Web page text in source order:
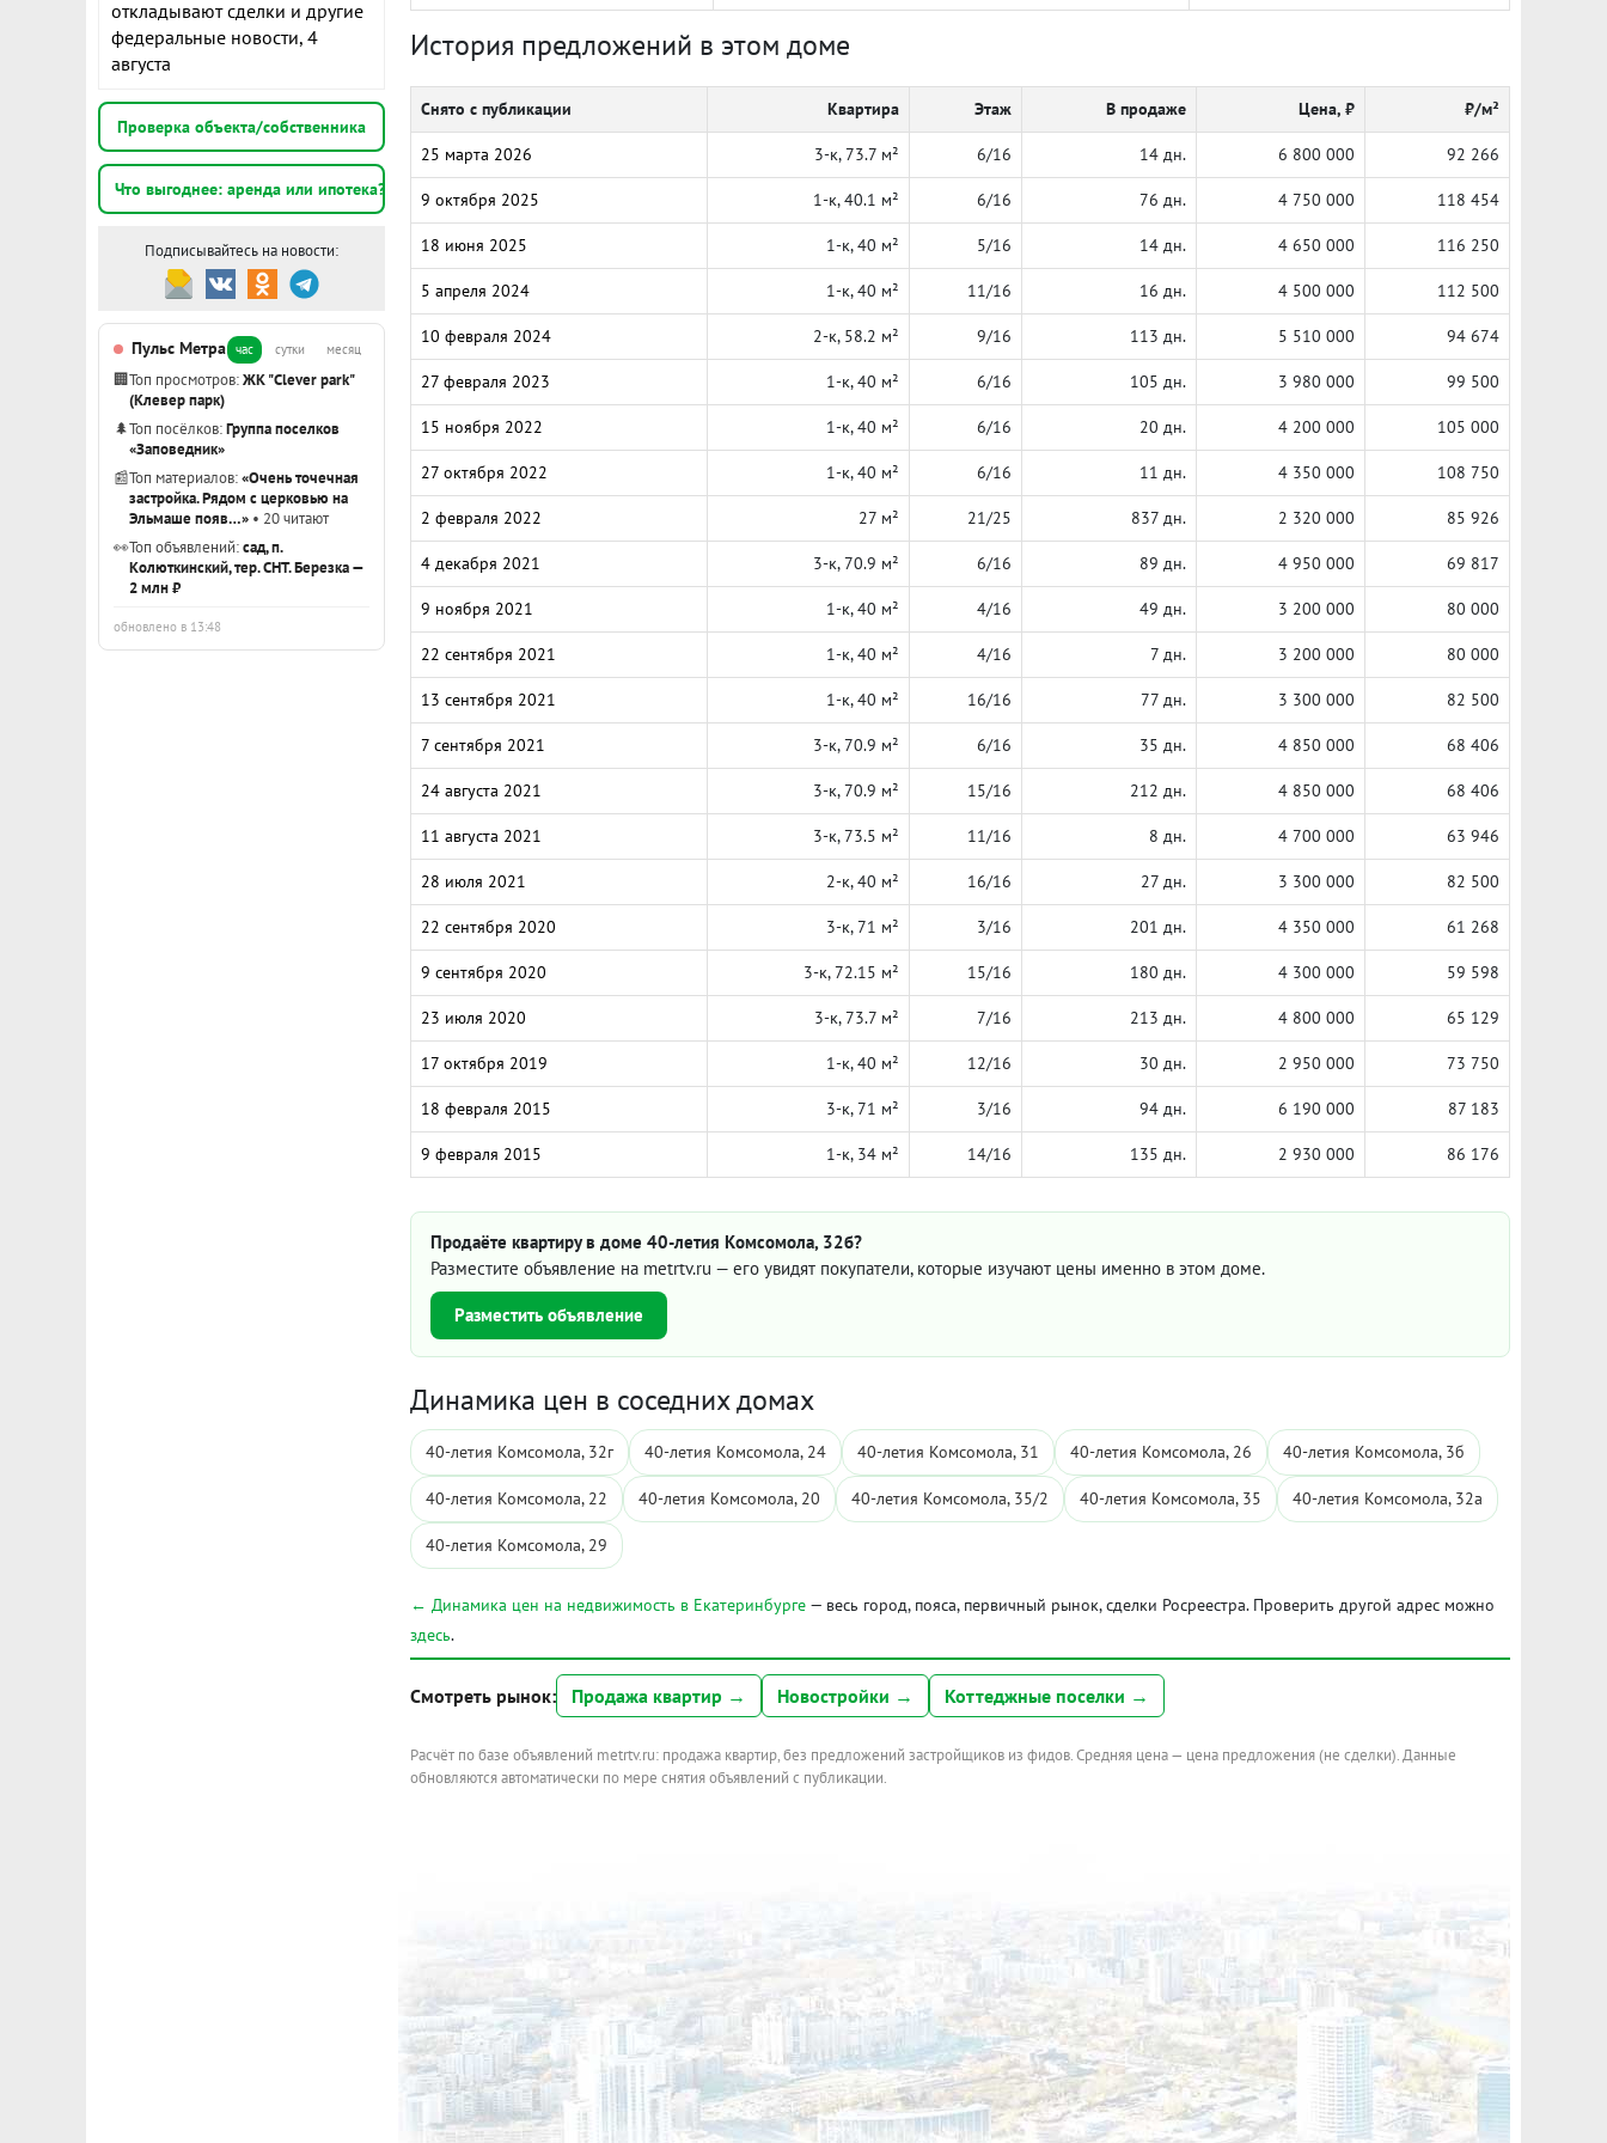
откладывают сделки и другие
федеральные новости, 4
августа
Проверка объекта/собственника
Что выгоднее: аренда или ипотека?
Подписывайтесь на новости:
Пульс Метра час сутки месяц
🏢Топ просмотров:ЖК "Clever park"
(Клевер парк)
🌲Топ посёлков:Группа поселков
«Заповедник»
📰Топ материалов:«Очень точечная
застройка. Рядом с церковью на
Эльмаше появ…» • 20 читают
👀Топ объявлений:сад, п.
Колюткинский, тер. СНТ. Березка —
2 млн ₽
обновлено в 13:48
История предложений в этом доме
Снято с публикации Квартира Этаж В продаже Цена, ₽ ₽/м²
25 марта 2026 3-к, 73.7 м² 6/16 14 дн. 6 800 000 92 266
9 октября 2025 1-к, 40.1 м² 6/16 76 дн. 4 750 000 118 454
18 июня 2025 1-к, 40 м² 5/16 14 дн. 4 650 000 116 250
5 апреля 2024 1-к, 40 м² 11/16 16 дн. 4 500 000 112 500
10 февраля 2024 2-к, 58.2 м² 9/16 113 дн. 5 510 000 94 674
27 февраля 2023 1-к, 40 м² 6/16 105 дн. 3 980 000 99 500
15 ноября 2022 1-к, 40 м² 6/16 20 дн. 4 200 000 105 000
27 октября 2022 1-к, 40 м² 6/16 11 дн. 4 350 000 108 750
2 февраля 2022 27 м² 21/25 837 дн. 2 320 000 85 926
4 декабря 2021 3-к, 70.9 м² 6/16 89 дн. 4 950 000 69 817
9 ноября 2021 1-к, 40 м² 4/16 49 дн. 3 200 000 80 000
22 сентября 2021 1-к, 40 м² 4/16 7 дн. 3 200 000 80 000
13 сентября 2021 1-к, 40 м² 16/16 77 дн. 3 300 000 82 500
7 сентября 2021 3-к, 70.9 м² 6/16 35 дн. 4 850 000 68 406
24 августа 2021 3-к, 70.9 м² 15/16 212 дн. 4 850 000 68 406
11 августа 2021 3-к, 73.5 м² 11/16 8 дн. 4 700 000 63 946
28 июля 2021 2-к, 40 м² 16/16 27 дн. 3 300 000 82 500
22 сентября 2020 3-к, 71 м² 3/16 201 дн. 4 350 000 61 268
9 сентября 2020 3-к, 72.15 м² 15/16 180 дн. 4 300 000 59 598
23 июля 2020 3-к, 73.7 м² 7/16 213 дн. 4 800 000 65 129
17 октября 2019 1-к, 40 м² 12/16 30 дн. 2 950 000 73 750
18 февраля 2015 3-к, 71 м² 3/16 94 дн. 6 190 000 87 183
9 февраля 2015 1-к, 34 м² 14/16 135 дн. 2 930 000 86 176
Продаёте квартиру в доме 40-летия Комсомола, 32б?
Разместите объявление на metrtv.ru — его увидят покупатели, которые изучают цены именно в этом доме.
Разместить объявление
Динамика цен в соседних домах
40-летия Комсомола, 32г 40-летия Комсомола, 24 40-летия Комсомола, 31 40-летия Комсомола, 26 40-летия Комсомола, 3б
40-летия Комсомола, 22 40-летия Комсомола, 20 40-летия Комсомола, 35/2 40-летия Комсомола, 35 40-летия Комсомола, 32а
40-летия Комсомола, 29
← Динамика цен на недвижимость в Екатеринбурге — весь город, пояса, первичный рынок, сделки Росреестра. Проверить другой адрес можно
здесь.
Смотреть рынок: Продажа квартир → Новостройки → Коттеджные поселки →
Расчёт по базе объявлений metrtv.ru: продажа квартир, без предложений застройщиков из фидов. Средняя цена — цена предложения (не сделки). Данные
обновляются автоматически по мере снятия объявлений с публикации.